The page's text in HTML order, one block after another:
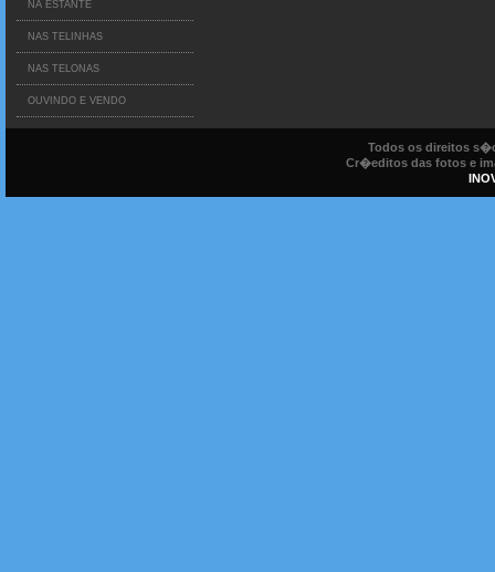
NA ESTANTE
NAS TELINHAS
NAS TELONAS
OUVINDO E VENDO
Todos os direitos
Cr�editos das fotos e